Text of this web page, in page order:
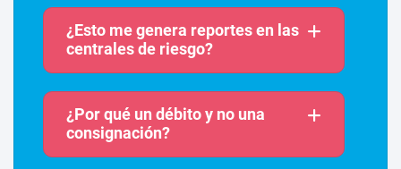
¿Esto me genera reportes en las
centrales de riesgo?
¿Por qué un débito y no una
consignación?